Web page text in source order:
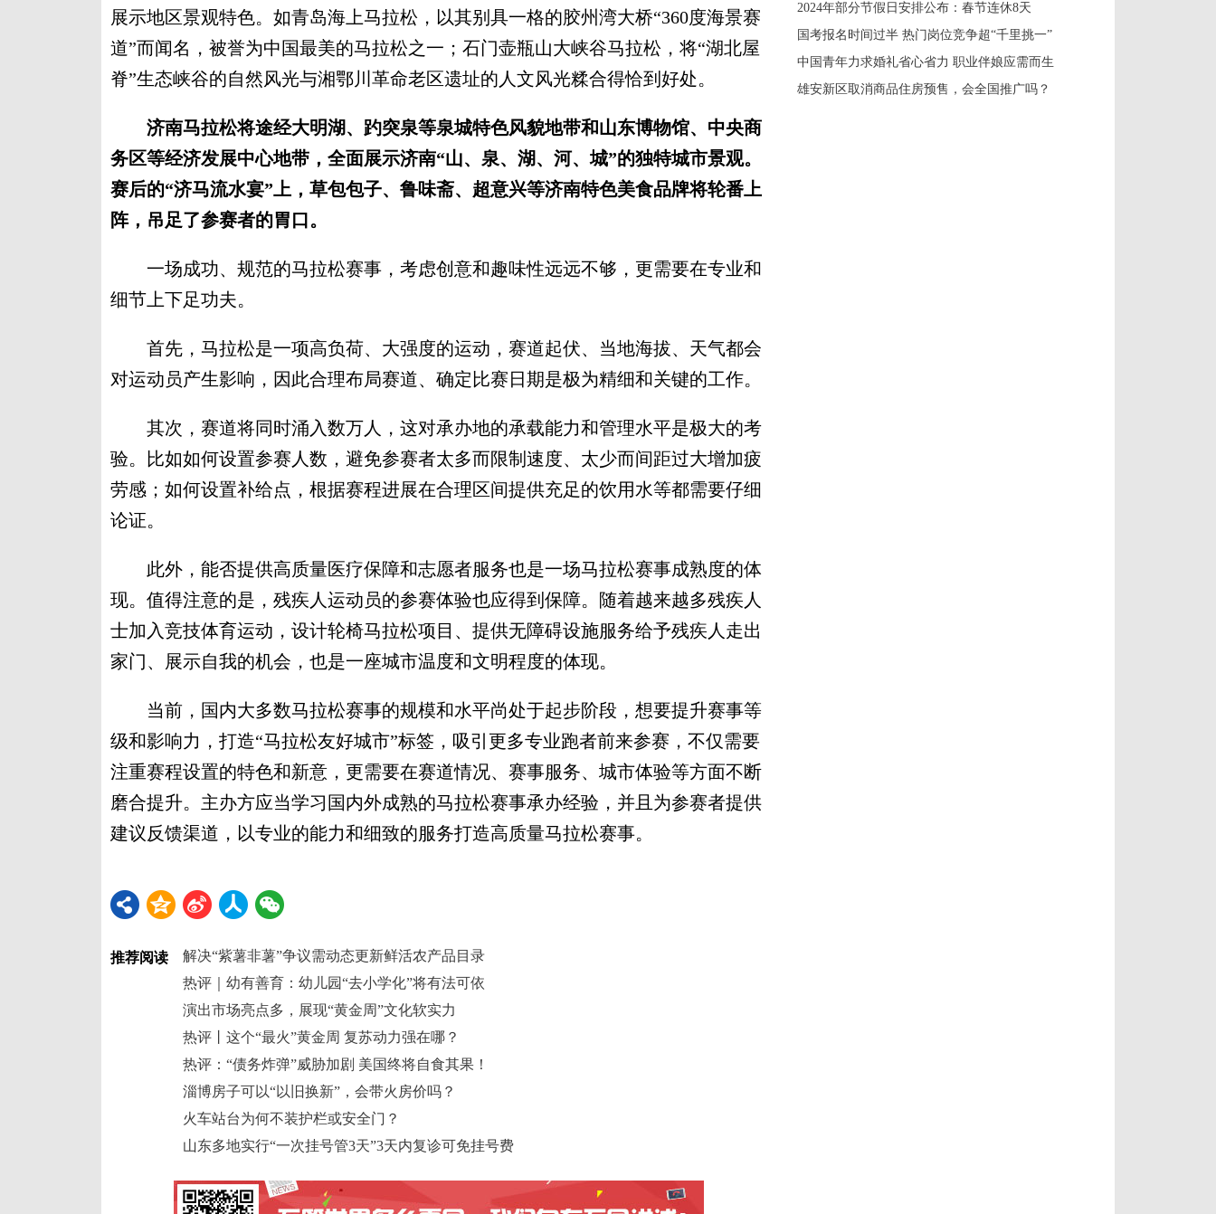
展示地区景观特色。如青岛海上马拉松，以其别具一格的胶州湾大桥“360度海景赛
道”而闻名，被誉为中国最美的马拉松之一；石门壶瓶山大峡谷马拉松，将“湖北屋
脊”生态峡谷的自然风光与湘鄂川革命老区遗址的人文风光糅合得恰到好处。
济南马拉松将途经大明湖、趵突泉等泉城特色风貌地带和山东博物馆、中央商
务区等经济发展中心地带，全面展示济南“山、泉、湖、河、城”的独特城市景观。
赛后的“济马流水宴”上，草包包子、鲁味斋、超意兴等济南特色美食品牌将轮番上
阵，吊足了参赛者的胃口。
一场成功、规范的马拉松赛事，考虑创意和趣味性远远不够，更需要在专业和
细节上下足功夫。
首先，马拉松是一项高负荷、大强度的运动，赛道起伏、当地海拔、天气都会
对运动员产生影响，因此合理布局赛道、确定比赛日期是极为精细和关键的工作。
其次，赛道将同时涌入数万人，这对承办地的承载能力和管理水平是极大的考
验。比如如何设置参赛人数，避免参赛者太多而限制速度、太少而间距过大增加疲
劳感；如何设置补给点，根据赛程进展在合理区间提供充足的饮用水等都需要仔细
论证。
此外，能否提供高质量医疗保障和志愿者服务也是一场马拉松赛事成熟度的体
现。值得注意的是，残疾人运动员的参赛体验也应得到保障。随着越来越多残疾人
士加入竞技体育运动，设计轮椅马拉松项目、提供无障碍设施服务给予残疾人走出
家门、展示自我的机会，也是一座城市温度和文明程度的体现。
当前，国内大多数马拉松赛事的规模和水平尚处于起步阶段，想要提升赛事等
级和影响力，打造“马拉松友好城市”标签，吸引更多专业跑者前来参赛，不仅需要
注重赛程设置的特色和新意，更需要在赛道情况、赛事服务、城市体验等方面不断
磨合提升。主办方应当学习国内外成熟的马拉松赛事承办经验，并且为参赛者提供
建议反馈渠道，以专业的能力和细致的服务打造高质量马拉松赛事。
推荐阅读
解决“紫薯非薯”争议需动态更新鲜活农产品目录
热评｜幼有善育：幼儿园“去小学化”将有法可依
演出市场亮点多，展现“黄金周”文化软实力
热评丨这个“最火”黄金周 复苏动力强在哪？
热评：“债务炸弹”威胁加剧 美国终将自食其果！
淄博房子可以“以旧换新”，会带火房价吗？
火车站台为何不装护栏或安全门？
山东多地实行“一次挂号管3天”3天内复诊可免挂号费
2024年部分节假日安排公布：春节连休8天
国考报名时间过半 热门岗位竞争超“千里挑一”
中国青年力求婚礼省心省力 职业伴娘应需而生
雄安新区取消商品住房预售，会全国推广吗？